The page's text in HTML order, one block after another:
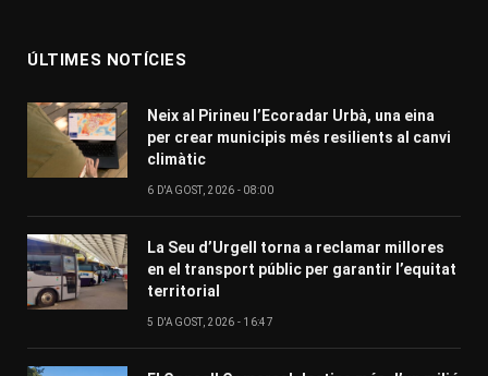
ÚLTIMES NOTÍCIES
Neix al Pirineu l’Ecoradar Urbà, una eina
per crear municipis més resilients al canvi
climàtic
6 D'AGOST, 2026 - 08:00
La Seu d’Urgell torna a reclamar millores
en el transport públic per garantir l’equitat
territorial
5 D'AGOST, 2026 - 16:47